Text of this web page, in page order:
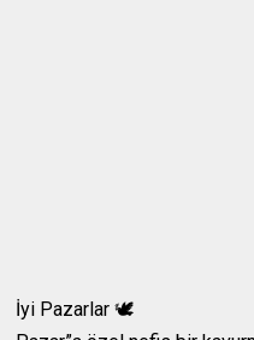
İyi Pazarlar 🕊